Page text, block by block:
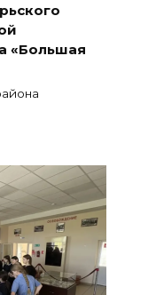
«Большая